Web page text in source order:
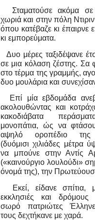
Σταματούσε ακόμα
χωριά και στην πόλη
όπου κατέβαζε κι έπαιρνε
κι εμπορεύματα.
Δυο μέρες ταξιδέψανε
σε μια κόλαση ζέστης. Σα
στο τέρμα της γραμμής,
δυο μουλάρια και
Επί μία εβδομάδα
ακολουθώντας και
κακοδιάβατα
μονοπάτια, ώς να
αψηλό οροπέδιο
(δυόμισι χιλιάδες μέτρα
να μπούνε στην Αντίς
(«καινούργιο λουλούδι»
όνομά της), την
Εκεί, είδανε σπίτια,
εκκλησιές και δρόμους
σωρό πατριώτες
τους δεχτήκανε με χαρά.